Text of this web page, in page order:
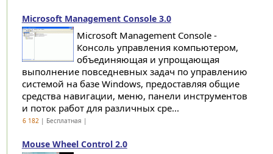
Microsoft Management Console 3.0
Microsoft Management Console -
Консоль управления компьютером,
объединяющая и упрощающая
выполнение повседневных задач по управлению
системой на базе Windows, предоставляя общие
средства навигации, меню, панели инструментов
и поток работ для различных сре...
6 182| Бесплатная |
Mouse Wheel Control 2.0